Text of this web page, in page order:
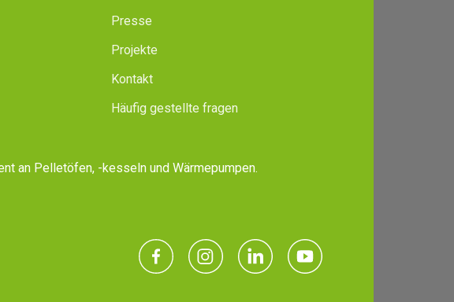
Presse
Projekte
Kontakt
Häufig gestellte fragen
an Pelletöfen, -kesseln und Wärmepumpen.